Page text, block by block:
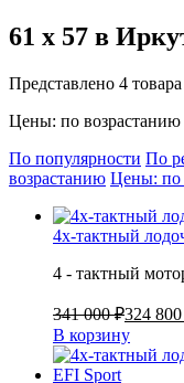
61 x 57 в
Представлено 4 товара
Цены: по возрастанию
По популярности По
возрастанию Цены:
4х-тактный
4 - тактный
341 000 ₽324
В корзину